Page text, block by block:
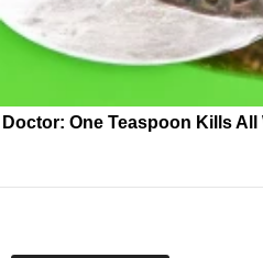
Doctor: One Teaspoon Kills